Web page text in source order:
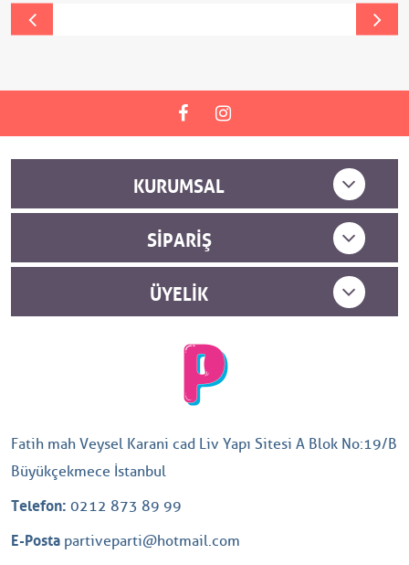
KURUMSAL
SIPARIŞ
ÜYELIK
Fatih mah Veysel Karani cad Liv Yapı Sitesi A Blok No:19/B
Büyükçekmece İstanbul
Telefon: 0212 873 89 99
E-Posta partiveparti@hotmail.com